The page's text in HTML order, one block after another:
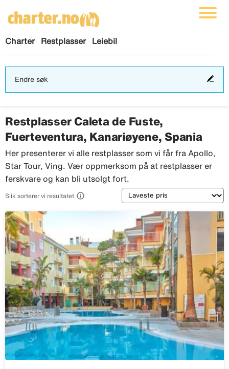
Charter Restplasser Leiebil
Endre søk
Restplasser Caleta de Fuste,
Fuerteventura, Kanariøyene, Spania
Her presenterer vi alle restplasser som vi får fra Apollo,
Star Tour, Ving. Vær oppmerksom på at restplasser er
ferskvare og kan bli utsolgt fort.
Slik sorterer vi resultatet  Sortering